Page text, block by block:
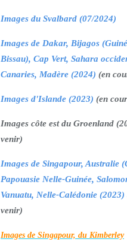
Images du Svalbard (07/2024)
Images de Dakar, Bijagos
Bissau), Cap Vert, Sahara
Canaries, Madère (2024) (en
Images d'Islande (2023) (en
Images côte est du Groenland
venir)
Images de Singapour, Australie
Papouasie Nelle-Guinée,
Vanuatu, Nelle-Calédonie (2023)
venir)
Images de Singapour, du Kimberley